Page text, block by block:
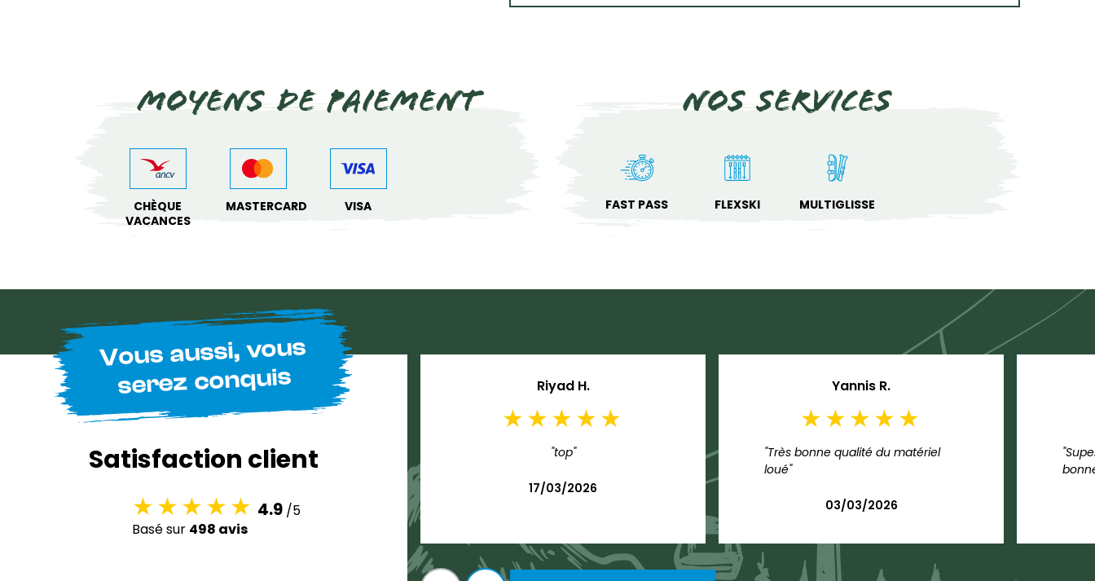
Moyens de paiement
CHÈQUE
VACANCES
MASTERCARD VISA
Nos services
FAST PASS FLEXSKI MULTIGLISSE
Vous aussi, vous
serez conquis
Satisfaction client
4.9 /5
Basé sur 498 avis
Riyad H.
"top"
17/03/2026
Yannis R.
"Très bonne qualité du matériel
loué"
03/03/2026